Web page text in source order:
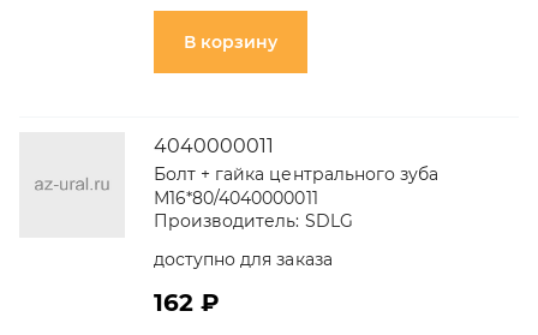
В корзину
4040000011
Болт + гайка центрального зуба
М16*80/4040000011
Производитель: SDLG
доступно для заказа
162 ₽